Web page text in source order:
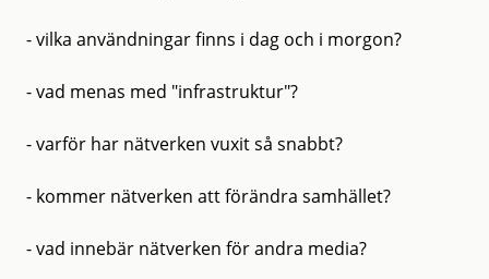
- vilka användningar finns i dag och i morgon?
- vad menas med "infrastruktur"?
- varför har nätverken vuxit så snabbt?
- kommer nätverken att förändra samhället?
- vad innebär nätverken för andra media?